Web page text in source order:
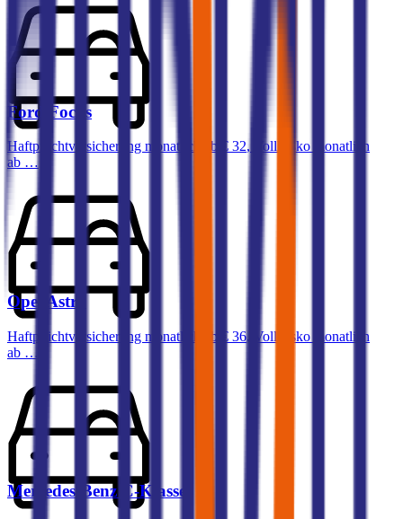
Ford Focus
Haftpflichtversicherung monatlich ab € 32,
Vollkasko monatlich
ab …
Opel Astra
Haftpflichtversicherung monatlich ab € 36,
Vollkasko monatlich
ab …
Mercedes-Benz C-Klasse